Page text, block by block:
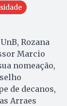
Rozana
Marcio
nomeação,
de decanos,
Arraes